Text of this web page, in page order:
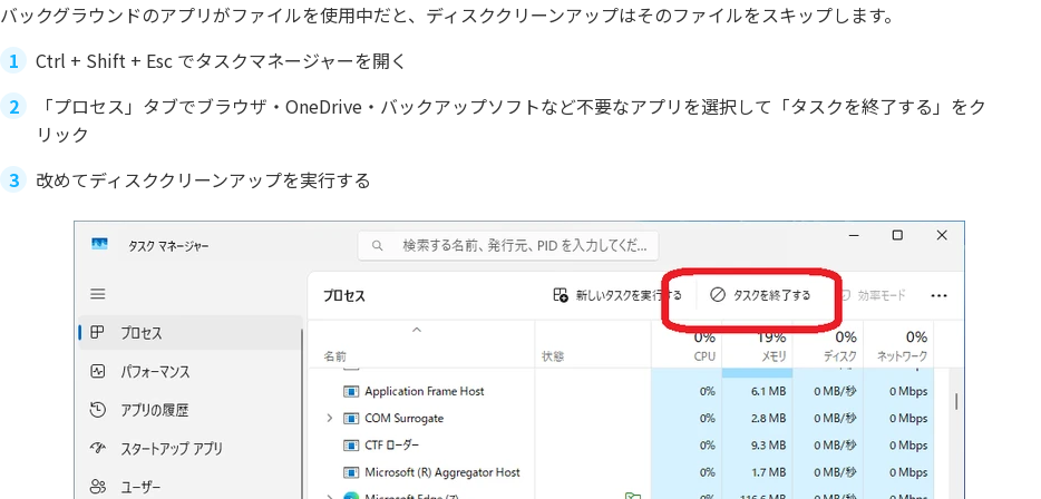
バックグラウンドのアプリがファイルを使用中だと、ディスククリーンアップはそのファイルをスキップします。
Ctrl + Shift + Esc でタスクマネージャーを開く
「プロセス」タブでブラウザ・OneDrive・バックアップソフトなど不要なアプリを選択して「タスクを終了する」をク
リック
改めてディスククリーンアップを実行する